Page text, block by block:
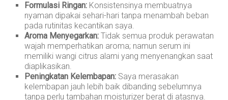
Formulasi Ringan: Konsistensinya membuatnya
nyaman dipakai sehari-hari tanpa menambah beban
pada rutinitas kecantikan saya.
Aroma Menyegarkan: Tidak semua produk perawatan
wajah memperhatikan aroma; namun serum ini
memiliki wangi citrus alami yang menyenangkan saat
diaplikasikan.
Peningkatan Kelembapan: Saya merasakan
kelembapan jauh lebih baik dibanding sebelumnya
tanpa perlu tambahan moisturizer berat di atasnya.